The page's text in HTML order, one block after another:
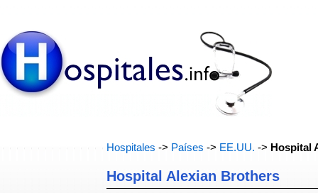
Hospitales -> Países -> EE.UU. -> Hospital
Hospital Alexian Brothers